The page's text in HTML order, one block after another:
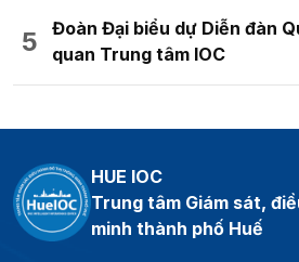
Đoàn Đại biểu dự Diễn đàn
quan Trung tâm IOC
HUE IOC
Trung tâm Giám sát,
minh thành phố Huế